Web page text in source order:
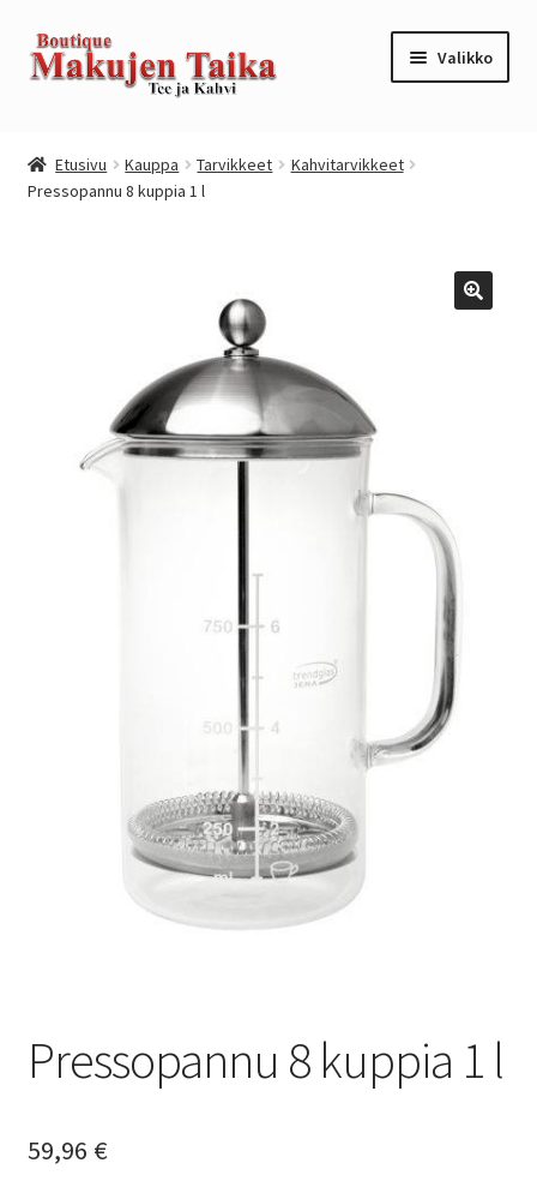
Siirry
navigointiin
Siirry
sisältöön
Valikko
Kanta-asiakkuusohjelma / loyalty program
Ostoskori
Etusivu Kauppa Tarvikkeet
Kahvitarvikkeet
Pressopannu 8 kuppia 1 l
Pressopannu 8 kuppia 1 l
59,96 €